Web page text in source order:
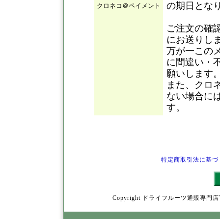
クロネコ＠ペイメント
の期日とな
ご注文の確
にお送りし
万が一この
に間違い・
願いします
また、クロ
ない場合に
す。
特定商取引法に基づ
Copyright ドライフルーツ通販専門